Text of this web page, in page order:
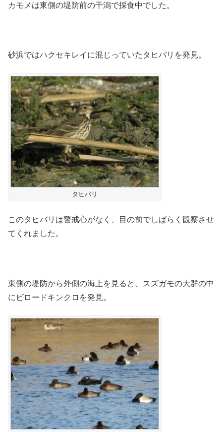
カモメは東側の堤防前の干潟で採食中でした。
砂浜ではハクセキレイに混じっていたタヒバリを発見。
タヒバリ
このタヒバリは警戒心がなく、目の前でしばらく観察させ
てくれました。
東側の堤防から外側の海上を見ると、スズガモの大群の中
にビロードキンクロを発見。